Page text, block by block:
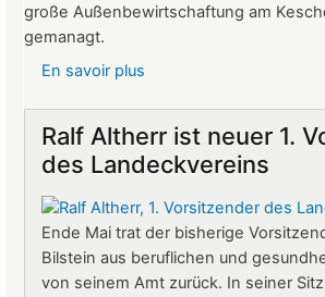
große Außenbewirtschaftung am
gemanagt.
En savoir plus
Burg
Landeck:
Stern
neuer
Betriebsleiter
Ralf Altherr ist neuer 1.
des Landeckvereins
Ende Mai trat der bisherige
Bilstein aus beruflichen und
von seinem Amt zurück. In seiner